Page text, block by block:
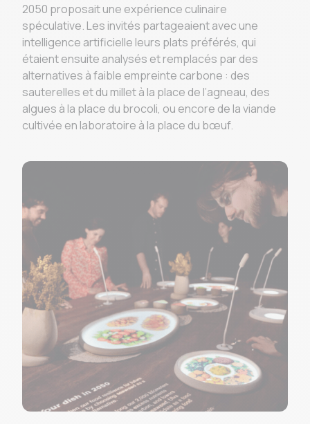
2050 proposait une expérience culinaire
spéculative. Les invités partageaient avec une
intelligence artificielle leurs plats préférés, qui
étaient ensuite analysés et remplacés par des
alternatives à faible empreinte carbone : des
sauterelles et du millet à la place de l’agneau, des
algues à la place du brocoli, ou encore de la viande
cultivée en laboratoire à la place du bœuf.